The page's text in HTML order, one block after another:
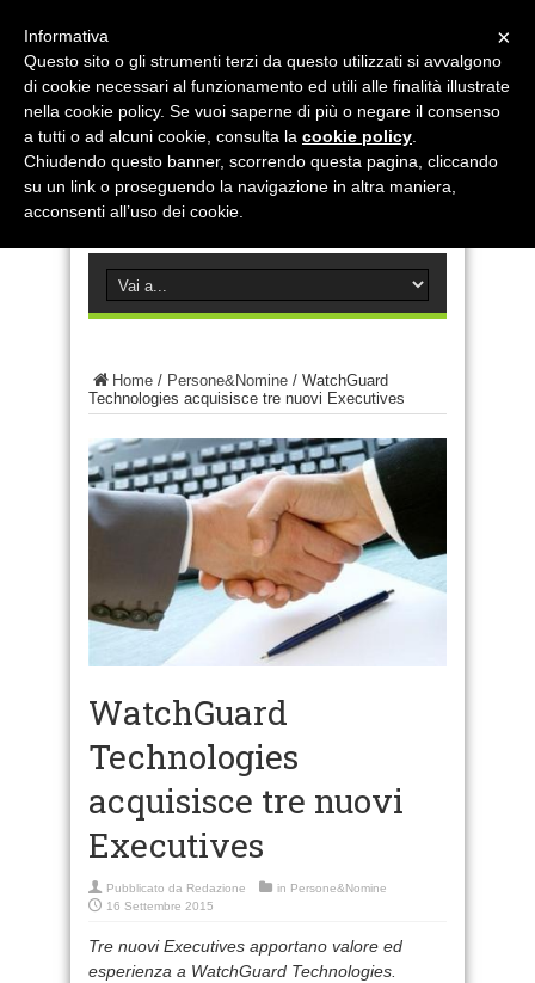
Home / Persone&Nomine / WatchGuard
Technologies acquisisce tre nuovi Executives
WatchGuard
Technologies
acquisisce tre nuovi
Executives
Pubblicato da Redazione in Persone&Nomine
16 Settembre 2015
Tre nuovi Executives apportano valore ed
esperienza a WatchGuard Technologies.
×
Informativa
Questo sito o gli strumenti terzi da questo utilizzati si avvalgono
di cookie necessari al funzionamento ed utili alle finalità illustrate
nella cookie policy. Se vuoi saperne di più o negare il consenso
a tutti o ad alcuni cookie, consulta la cookie policy
Chiudendo questo banner, scorrendo questa pagina, cliccando
su un link o proseguendo la navigazione in altra maniera,
acconsenti all’uso dei cookie.